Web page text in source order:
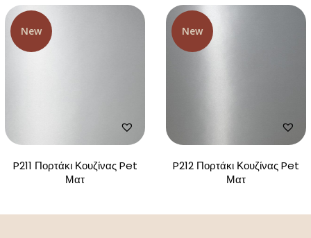
New
P211 Πορτάκι Κουζίνας Pet
Ματ
New
P212 Πορτάκι Κουζίνας Pet
Ματ